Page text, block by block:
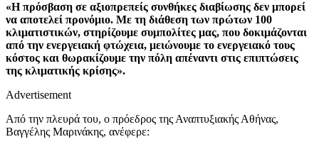
«Η πρόσβαση σε αξιοπρεπείς συνθήκες διαβίωσης δεν μπορεί
να αποτελεί προνόμιο. Με τη διάθεση των πρώτων 100
κλιματιστικών, στηρίζουμε συμπολίτες μας, που δοκιμάζονται
από την ενεργειακή φτώχεια, μειώνουμε το ενεργειακό τους
κόστος και θωρακίζουμε την πόλη απέναντι στις επιπτώσεις
της κλιματικής κρίσης».
Advertisement
Από την πλευρά του, ο πρόεδρος της Αναπτυξιακής Αθήνας,
Βαγγέλης Μαρινάκης, ανέφερε: